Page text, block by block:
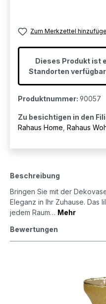
Zum Merkzettel
Dieses Produkt ist
Standorten
Produktnummer: 90057
Zu besichtigen in den
Rahaus Home Rahaus
Beschreibung
Bringen Sie mit der
Eleganz in Ihr Zuhause. Das
jedem Raum… Mehr
Bewertungen